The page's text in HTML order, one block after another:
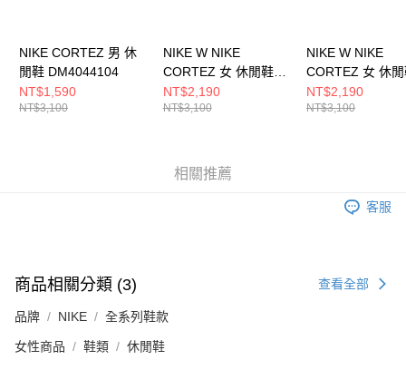
NIKE CORTEZ 男 休
閒鞋 DM4044104
NT$1,590
NT$3,100
NIKE W NIKE
CORTEZ 女 休閒鞋
IF1764100
NT$2,190
NT$3,100
NIKE W NIKE
CORTEZ 女 休
DN1791006
NT$2,190
NT$3,100
相關推薦
客服
商品相關分類 (3) 查看全部
品牌 NIKE 全系列鞋款
女性商品 鞋類 休閒鞋